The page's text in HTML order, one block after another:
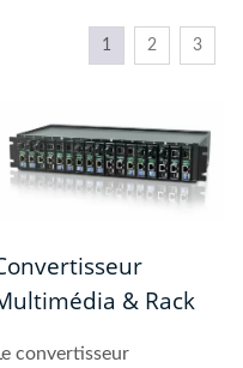
1 2 3
& Rack
convertisseur